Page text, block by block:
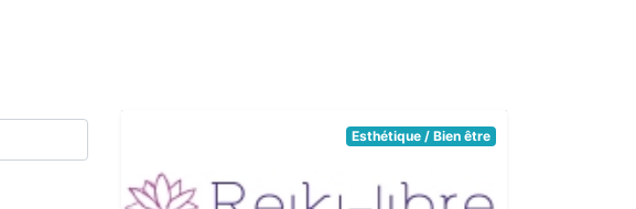
Esthétique / Bien être